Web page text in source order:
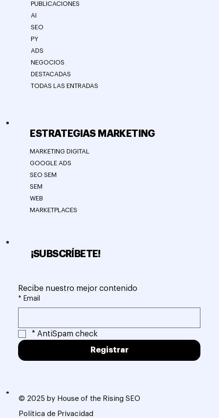
© 2025 by House of the Rising SEO
Política de Privacidad
¡SUBSCRÍBETE!
Recibe nuestro mejor contenido
* Email
* AntiSpam check
Registrar
ESTRATEGIAS MARKETING
MARKETING DIGITAL
GOOGLE ADS
SEO SEM
SEM
WEB
MARKETPLACES
PUBLICACIONES
AI
SEO
PY
ADS
NEGOCIOS
DESTACADAS
TODAS LAS ENTRADAS